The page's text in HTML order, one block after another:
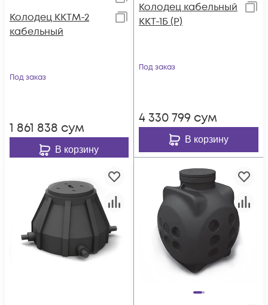
Колодец ККТМ-2
кабельный
Под заказ
1 861 838 сум
В корзину
Колодец кабельный
ККТ-1Б (Р)
Под заказ
4 330 799 сум
В корзину